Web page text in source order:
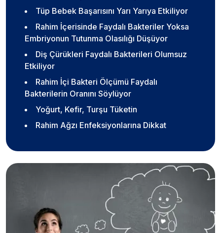
Tüp Bebek Başarısını Yarı Yarıya Etkiliyor
Rahim İçerisinde Faydalı Bakteriler Yoksa
Embriyonun Tutunma Olasılığı Düşüyor
Diş Çürükleri Faydalı Bakterileri Olumsuz
Etkiliyor
Rahim İçi Bakteri Ölçümü Faydalı
Bakterilerin Oranını Söylüyor
Yoğurt, Kefir, Turşu Tüketin
Rahim Ağzı Enfeksiyonlarına Dikkat